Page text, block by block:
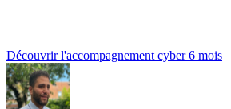
Découvrir l'accompagnement cyber 6 mois